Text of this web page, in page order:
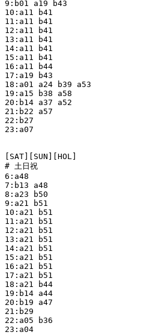
9:b01 a19 b43
10:a11 b41
11:a11 b41
12:a11 b41
13:a11 b41
14:a11 b41
15:a11 b41
16:a11 b44
17:a19 b43
18:a01 a24 b39 a53
19:a15 b38 a58
20:b14 a37 a52
21:b22 a57
22:b27
23:a07
[SAT][SUN][HOL]
# 土日祝
6:a48
7:b13 a48
8:a23 b50
9:a21 b51
10:a21 b51
11:a21 b51
12:a21 b51
13:a21 b51
14:a21 b51
15:a21 b51
16:a21 b51
17:a21 b51
18:a21 b44
19:b14 a44
20:b19 a47
21:b29
22:a05 b36
23:a04